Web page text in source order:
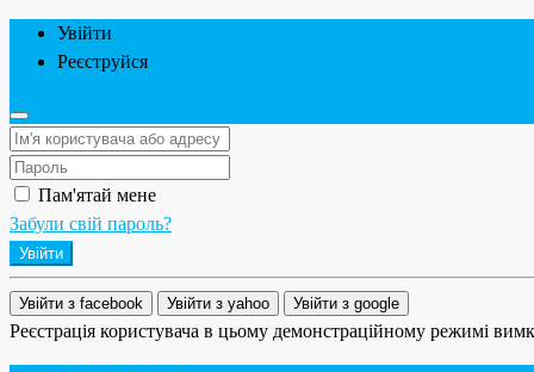
Увійти
Реєструйся
Пам'ятай мене
Забули свій пароль?
Увійти
Увійти з facebook Увійти з yahoo Увійти з google
Реєстрація користувача в цьому демонстраційному режимі